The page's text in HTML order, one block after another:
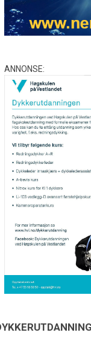
ANNONSE: